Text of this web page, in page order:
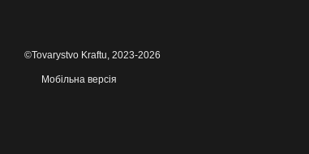
©Tovarystvo Kraftu, 2023-2026
Мобільна версія